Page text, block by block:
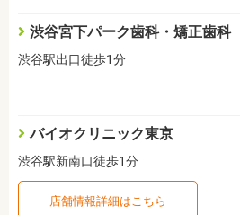
渋谷宮下パーク歯科・矯正歯科
渋谷駅出口徒歩1分
バイオクリニック東京
渋谷駅新南口徒歩1分
店舗情報詳細はこちら